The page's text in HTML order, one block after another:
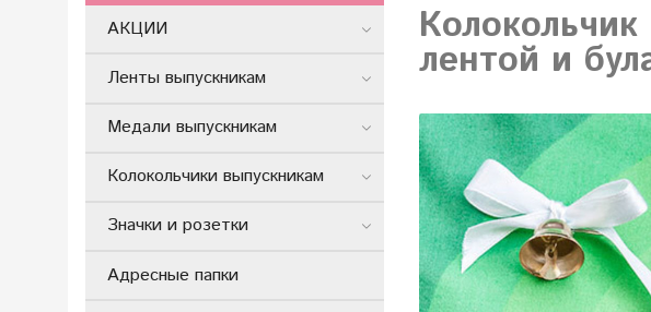
лентой и
АКЦИИ
Ленты выпускникам
Медали выпускникам
Колокольчики выпускникам
Значки и розетки
Адресные папки